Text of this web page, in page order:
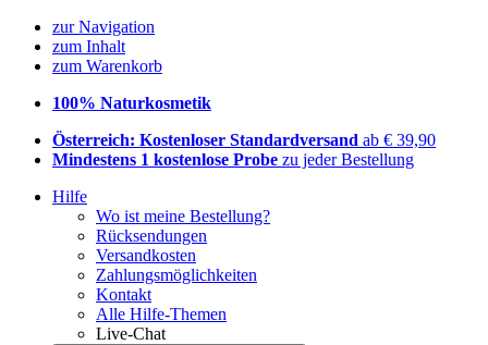
zur Navigation
zum Inhalt
zum Warenkorb
100% Naturkosmetik
Österreich: Kostenloser Standardversand ab € 39,90
Mindestens 1 kostenlose Probe zu jeder Bestellung
Hilfe
Wo ist meine Bestellung?
Rücksendungen
Versandkosten
Zahlungsmöglichkeiten
Kontakt
Alle Hilfe-Themen
Live-Chat